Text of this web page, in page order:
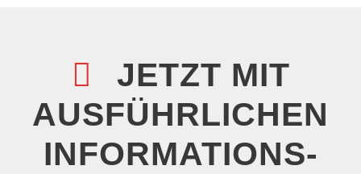
JETZT MIT
AUSFÜHRLICHEN
INFORMATIONS­­